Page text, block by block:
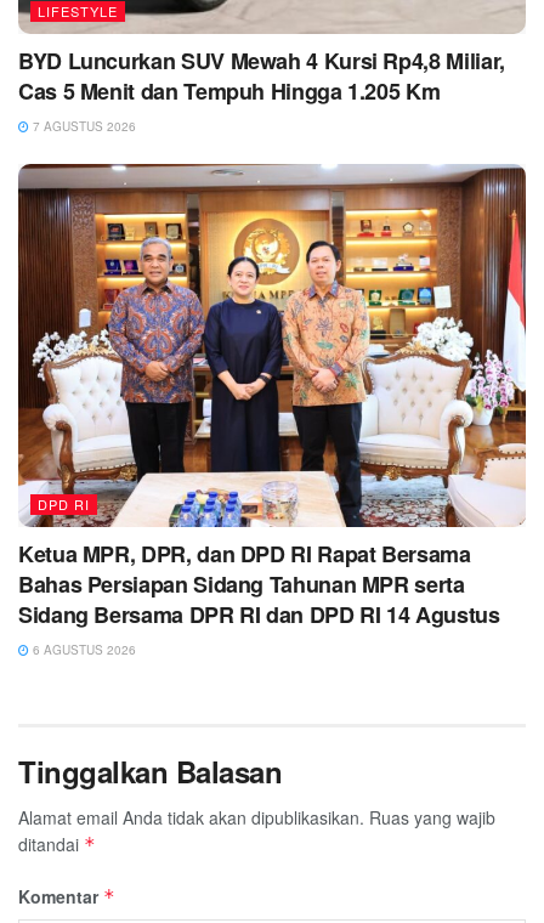
LIFESTYLE
BYD Luncurkan SUV Mewah 4 Kursi Rp4,8 Miliar,
Cas 5 Menit dan Tempuh Hingga 1.205 Km
7 AGUSTUS 2026
DPD RI
Ketua MPR, DPR, dan DPD RI Rapat Bersama
Bahas Persiapan Sidang Tahunan MPR serta
Sidang Bersama DPR RI dan DPD RI 14 Agustus
6 AGUSTUS 2026
Tinggalkan Balasan
Alamat email Anda tidak akan dipublikasikan. Ruas yang wajib
ditandai *
Komentar *